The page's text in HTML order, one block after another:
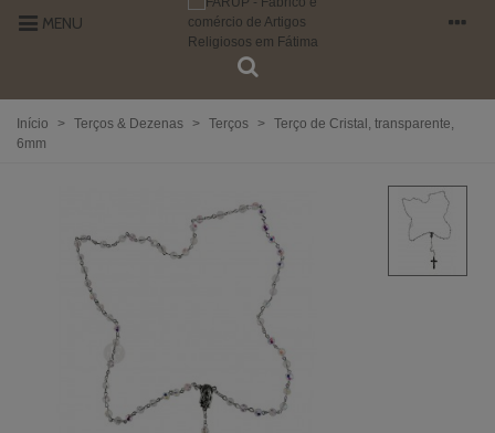
MENU
Início > Terços & Dezenas > Terços > Terço de Cristal, transparente,
6mm